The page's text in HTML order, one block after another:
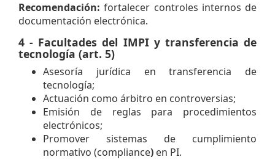
Recomendación: fortalecer controles internos de
documentación electrónica.
4 - Facultades del IMPI y transferencia de
tecnología (art. 5)
Asesoría jurídica en transferencia de
tecnología;
Actuación como árbitro en controversias;
Emisión de reglas para procedimientos
electrónicos;
Promover sistemas de cumplimiento
normativo (compliance) en PI.